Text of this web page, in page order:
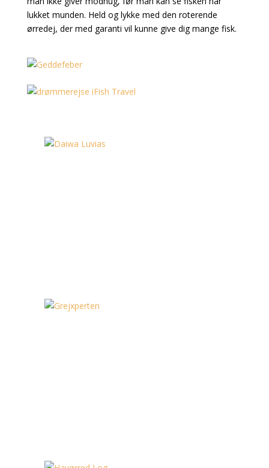
lukket munden. Held og lykke med den roterende
ørredej, der med garanti vil kunne give dig mange fisk.